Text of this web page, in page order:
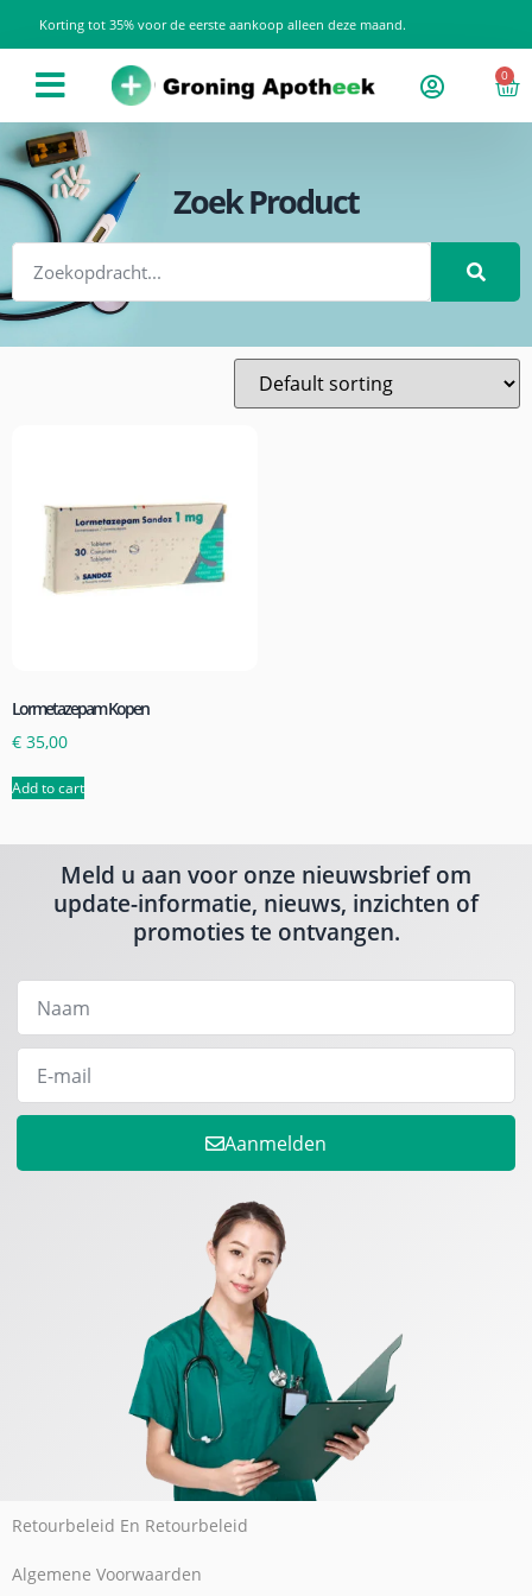
Korting tot 35% voor de eerste aankoop alleen deze maand.
0
Zoek Product
Lormetazepam Kopen
€ 35,00
Add to cart
Meld u aan voor onze nieuwsbrief om
update-informatie, nieuws, inzichten of
promoties te ontvangen.
Aanmelden
Retourbeleid En Retourbeleid
Algemene Voorwaarden